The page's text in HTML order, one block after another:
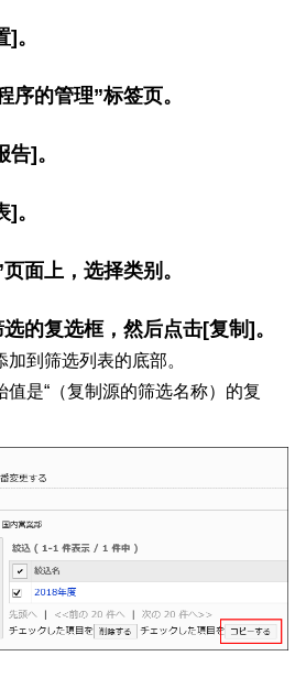
。
序的管理”标签页。
]。
。
面上，选择类别。
的复选框，然后点击[复制]。
到筛选列表的底部。
值是“（复制源的筛选名称）的复